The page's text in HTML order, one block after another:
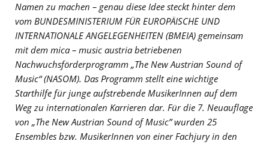
Namen zu machen – genau diese Idee steckt hinter dem
vom BUNDESMINISTERIUM FÜR EUROPÄISCHE UND
INTERNATIONALE ANGELEGENHEITEN (BMEIA) gemeinsam
mit dem mica – music austria betriebenen
Nachwuchsförderprogramm „The New Austrian Sound of
Music“ (NASOM). Das Programm stellt eine wichtige
Starthilfe für junge aufstrebende MusikerInnen auf dem
Weg zu internationalen Karrieren dar. Für die 7. Neuauflage
von „The New Austrian Sound of Music” wurden 25
Ensembles bzw. MusikerInnen von einer Fachjury in den